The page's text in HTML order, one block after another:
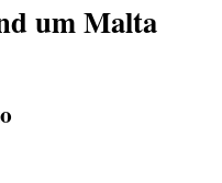
um Malta